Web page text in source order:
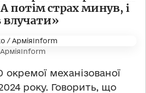
потім страх минув, і
влучати»
механізованої
року. Говорить, що